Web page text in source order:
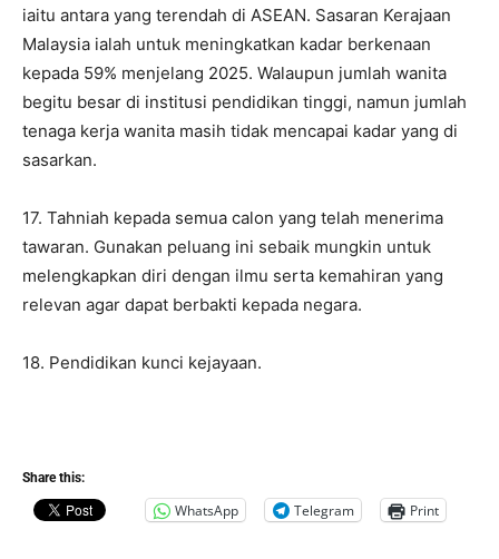
iaitu antara yang terendah di ASEAN. Sasaran Kerajaan
Malaysia ialah untuk meningkatkan kadar berkenaan
kepada 59% menjelang 2025. Walaupun jumlah wanita
begitu besar di institusi pendidikan tinggi, namun jumlah
tenaga kerja wanita masih tidak mencapai kadar yang di
sasarkan.
17. Tahniah kepada semua calon yang telah menerima
tawaran. Gunakan peluang ini sebaik mungkin untuk
melengkapkan diri dengan ilmu serta kemahiran yang
relevan agar dapat berbakti kepada negara.
18. Pendidikan kunci kejayaan.
Share this:
WhatsApp Telegram Print